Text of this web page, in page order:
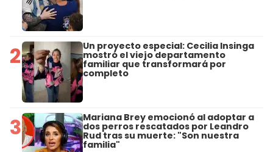
2 Un proyecto especial: Cecilia Insinga
mostró el viejo departamento
familiar que transformará por
completo
3 Mariana Brey emocionó al adoptar a
dos perros rescatados por Leandro
Rud tras su muerte: "Son nuestra
familia"